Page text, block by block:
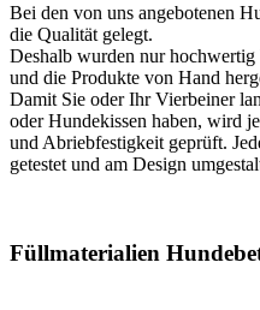
Bei den von uns angebotenen
die Qualität gelegt.
Deshalb wurden nur hochwertig
und die Produkte von Hand
Damit Sie oder Ihr Vierbeiner
oder Hundekissen haben, wird
und Abriebfestigkeit geprüft.
getestet und am Design
Füllmaterialien